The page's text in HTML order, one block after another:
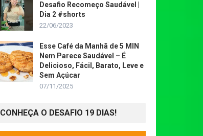
Desafio Recomeço Saudável |
Dia 2 #shorts
22/06/2023
Esse Café da Manhã de 5 MIN
Nem Parece Saudável – É
Delicioso, Fácil, Barato, Leve e
Sem Açúcar
07/11/2025
CONHEÇA O DESAFIO 19 DIAS!